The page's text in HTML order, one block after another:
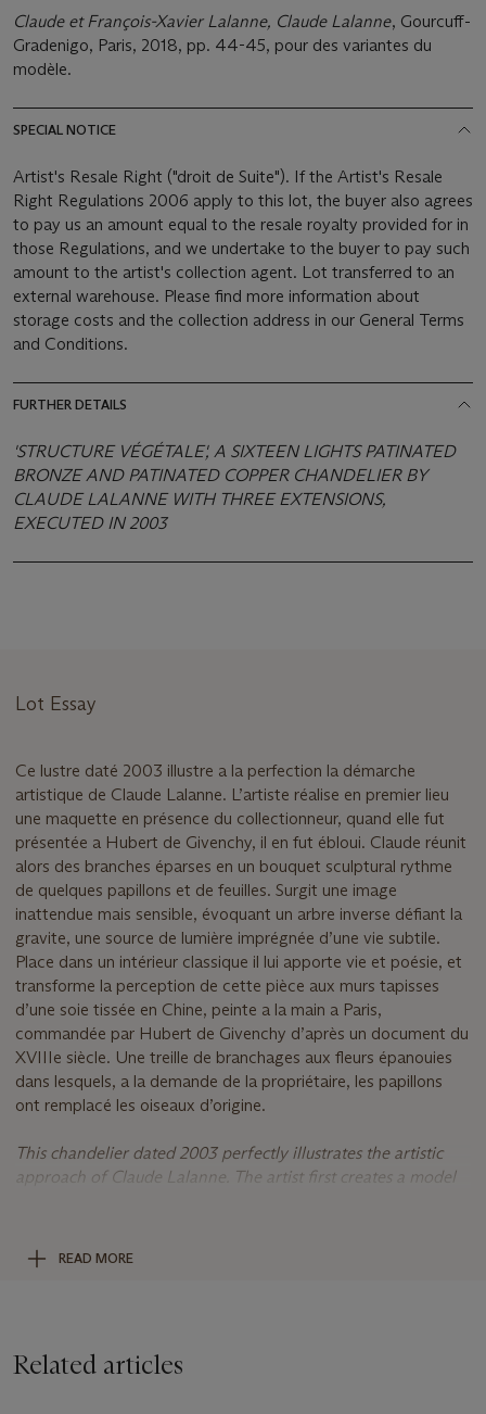
Claude et François-Xavier Lalanne, Claude Lalanne, Gourcuff-
Gradenigo, Paris, 2018, pp. 44-45, pour des variantes du
modèle.
SPECIAL NOTICE
Artist's Resale Right ("droit de Suite"). If the Artist's Resale
Right Regulations 2006 apply to this lot, the buyer also agrees
to pay us an amount equal to the resale royalty provided for in
those Regulations, and we undertake to the buyer to pay such
amount to the artist's collection agent. Lot transferred to an
external warehouse. Please find more information about
storage costs and the collection address in our General Terms
and Conditions.
FURTHER DETAILS
'STRUCTURE VÉGÉTALE', A SIXTEEN LIGHTS PATINATED
BRONZE AND PATINATED COPPER CHANDELIER BY
CLAUDE LALANNE WITH THREE EXTENSIONS,
EXECUTED IN 2003
Lot Essay
Ce lustre daté 2003 illustre a la perfection la démarche
artistique de Claude Lalanne. L’artiste réalise en premier lieu
une maquette en présence du collectionneur, quand elle fut
présentée a Hubert de Givenchy, il en fut ébloui. Claude réunit
alors des branches éparses en un bouquet sculptural rythme
de quelques papillons et de feuilles. Surgit une image
inattendue mais sensible, évoquant un arbre inverse défiant la
gravite, une source de lumière imprégnée d’une vie subtile.
Place dans un intérieur classique il lui apporte vie et poésie, et
transforme la perception de cette pièce aux murs tapisses
d’une soie tissée en Chine, peinte a la main a Paris,
commandée par Hubert de Givenchy d’après un document du
XVIIIe siècle. Une treille de branchages aux fleurs épanouies
dans lesquels, a la demande de la propriétaire, les papillons
ont remplacé les oiseaux d’origine.
This chandelier dated 2003 perfectly illustrates the artistic
approach of Claude Lalanne. The artist first creates a model
scattered branches in a sculptural bouquet punctuated by a
few butterflies and leaves, an unexpected but sensitive image
this room with walls lined with silk woven in China and
READ MORE
Related articles